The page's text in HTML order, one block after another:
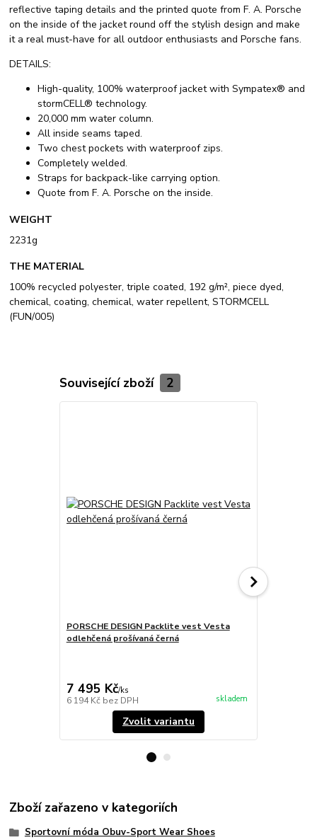
reflective taping details and the printed quote from F. A. Porsche
on the inside of the jacket round off the stylish design and make
it a real must-have for all outdoor enthusiasts and Porsche fans.
DETAILS:
High-quality, 100% waterproof jacket with Sympatex® and
stormCELL® technology.
20,000 mm water column.
All inside seams taped.
Two chest pockets with waterproof zips.
Completely welded.
Straps for backpack-like carrying option.
Quote from F. A. Porsche on the inside.
WEIGHT
2231g
THE MATERIAL
100% recycled polyester, triple coated, 192 g/m², piece dyed,
chemical, coating, chemical, water repellent, STORMCELL
(FUN/005)
Související zboží 2
PORSCHE DESIGN Packlite vest Vesta
odlehčená prošívaná černá
7 495 Kč/ks
6 194 Kč bez DPH skladem
Zvolit variantu
Zboží zařazeno v kategoriích
Sportovní móda Obuv-Sport Wear Shoes